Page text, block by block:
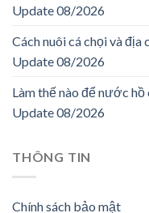
Update 08/2026
Cách nuôi cá chọi và
Update 08/2026
Làm thế nào để nước
Update 08/2026
THÔNG TIN
Chính sách bảo mật